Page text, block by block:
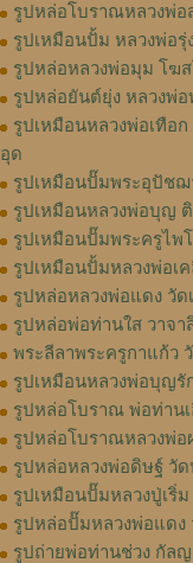
รูปหล่อโบราณหลวงพ่อ
รูปเหมือนปั้ม หลวงพ่อรุ่
รูปหล่อหลวงพ่อมุม โฆ
รูปหล่อยันต์ยุ่ง หลวงพ่
รูปเหมือนหลวงพ่อเทือ
อุด
รูปเหมือนปั๊มพระอุปัชฌ
รูปเหมือนหลวงพ่อบุญ
รูปเหมือนปั๊มพระครูไพ
รูปเหมือนปั้มหลวงพ่อเ
รูปหล่อหลวงพ่อแดง วัด
รูปหล่อพ่อท่านใส วาจา
พระลีลาพระครูกาแก้ว
รูปเหมือนหลวงพ่อบุญรั
รูปหล่อโบราณ พ่อท่านเ
รูปหล่อโบราณหลวงพ่อ
รูปหล่อหลวงพ่อดิษฐ์ วั
รูปเหมือนปั๊มหลวงปู่เริ่
รูปหล่อปั๊มหลวงพ่อแดง
รูปถ่ายพ่อท่านช่วง กัล